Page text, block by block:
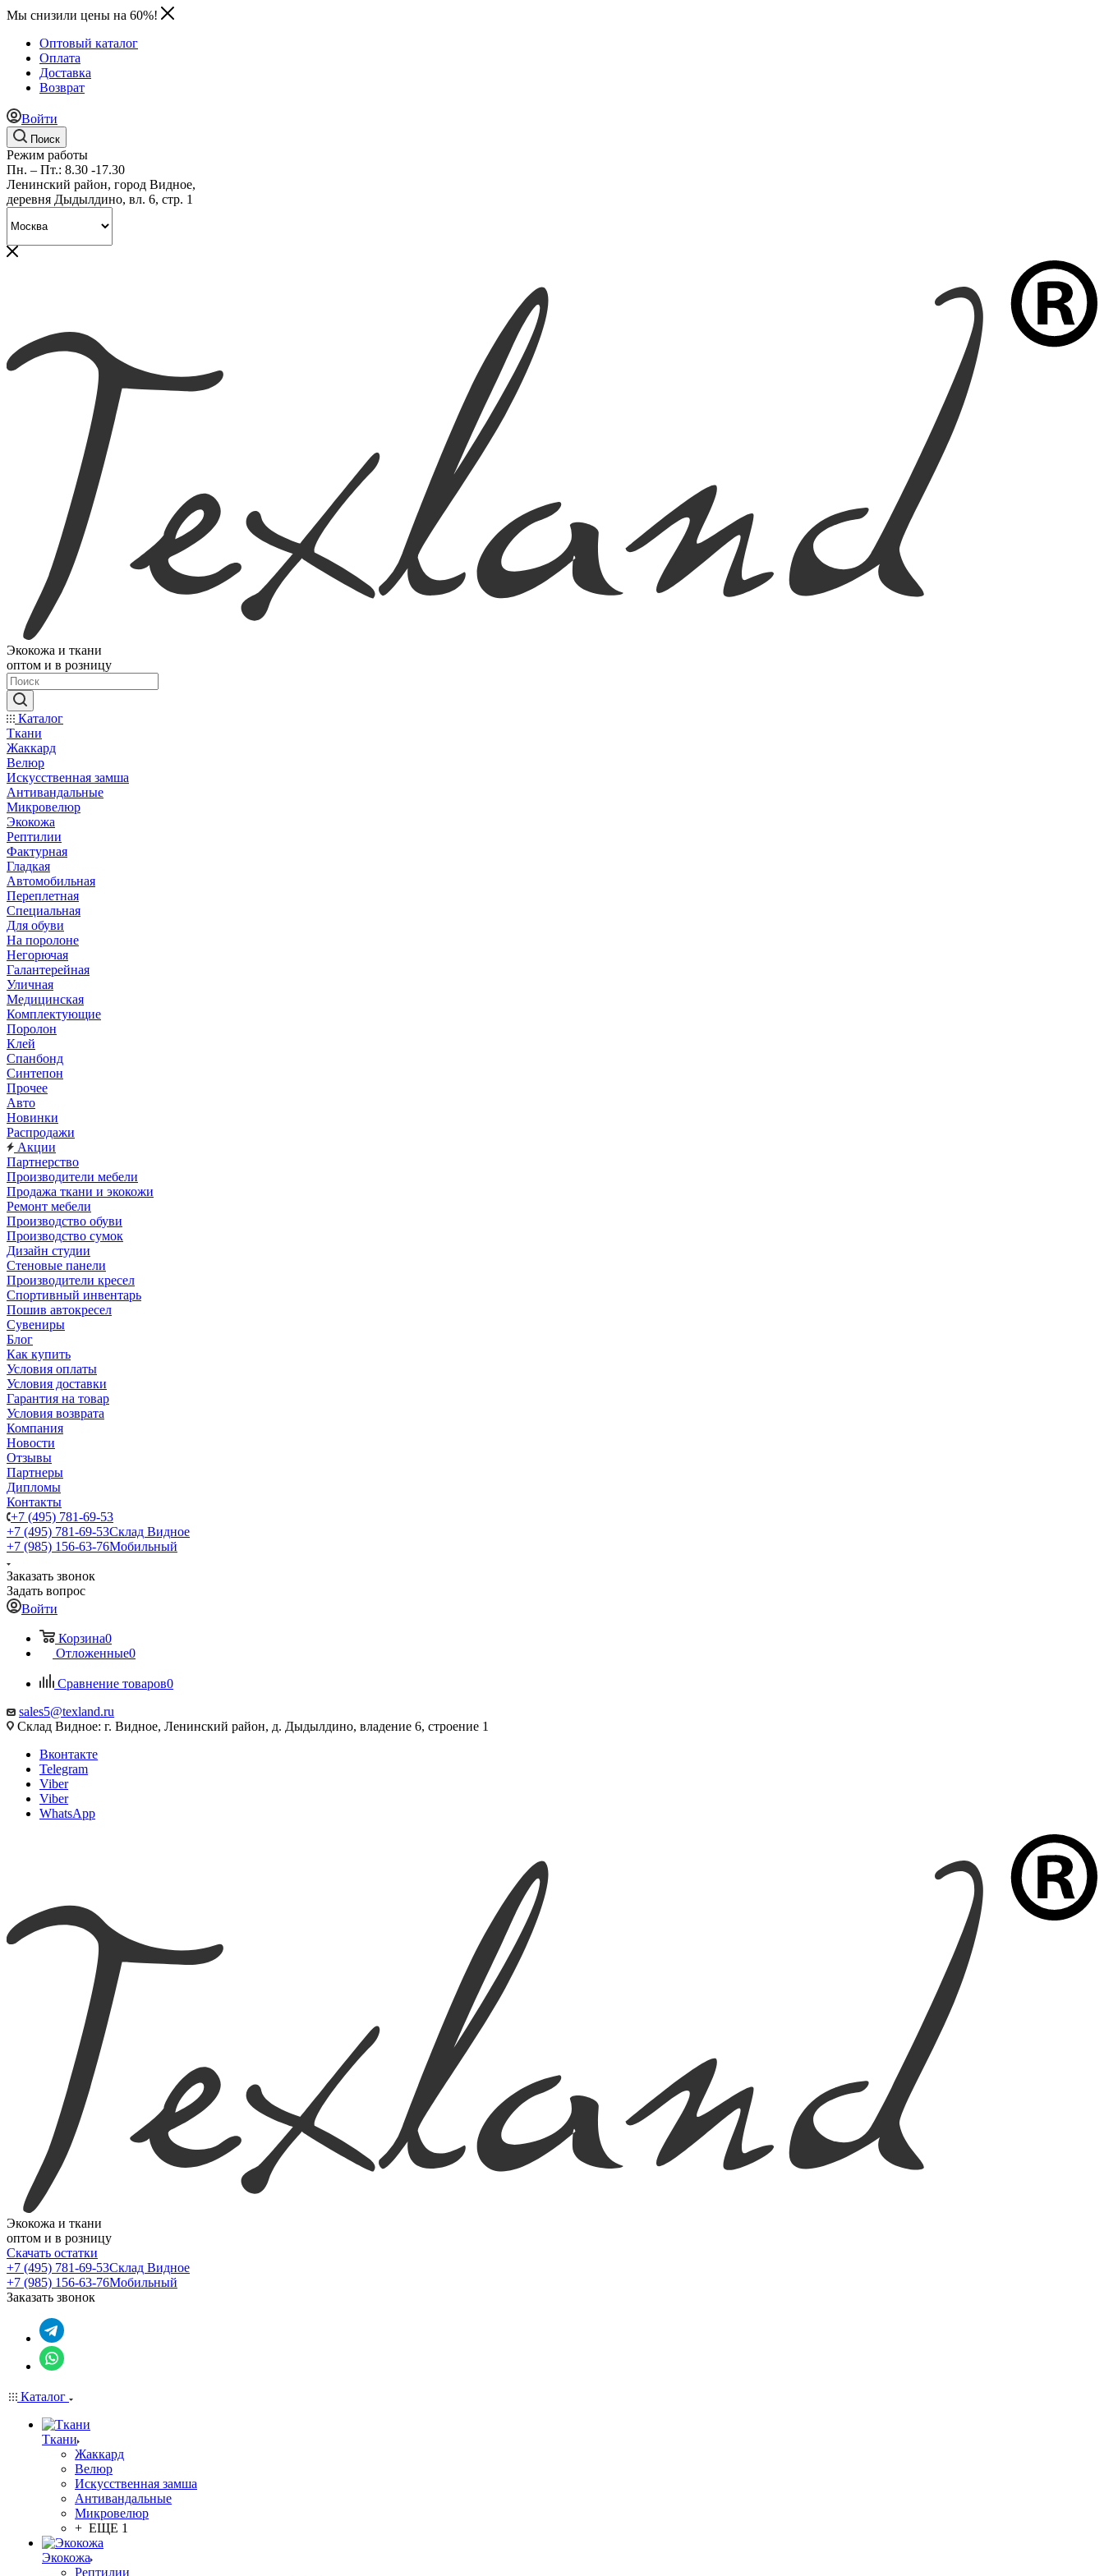
Мы снизили цены на 60%!
Оптовый каталог
Оплата
Доставка
Возврат
Войти
Поиск
Режим работы
Пн. – Пт.: 8.30 -17.30
Ленинский район, город Видное,
деревня Дыдылдино, вл. 6, стр. 1
Экокожа и ткани
оптом и в розницу
Каталог
Ткани
Жаккард
Велюр
Искусственная замша
Антивандальные
Микровелюр
Экокожа
Рептилии
Фактурная
Гладкая
Автомобильная
Переплетная
Специальная
Для обуви
На поролоне
Негорючая
Галантерейная
Уличная
Медицинская
Комплектующие
Поролон
Клей
Спанбонд
Синтепон
Прочее
Авто
Новинки
Распродажи
Акции
Партнерство
Производители мебели
Продажа ткани и экокожи
Ремонт мебели
Производство обуви
Производство сумок
Дизайн студии
Стеновые панели
Производители кресел
Спортивный инвентарь
Пошив автокресел
Сувениры
Блог
Как купить
Условия оплаты
Условия доставки
Гарантия на товар
Условия возврата
Компания
Новости
Отзывы
Партнеры
Дипломы
Контакты
+7 (495) 781-69-53
+7 (495) 781-69-53Склад Видное
+7 (985) 156-63-76Мобильный
Заказать звонок
Задать вопрос
Войти
Корзина0
Отложенные0
Сравнение товаров0
sales5@texland.ru
Склад Видное: г. Видное, Ленинский район, д. Дыдылдино, владение 6, строение 1
Вконтакте
Telegram
Viber
Viber
WhatsApp
Экокожа и ткани
оптом и в розницу
Скачать остатки
+7 (495) 781-69-53Склад Видное
+7 (985) 156-63-76Мобильный
Заказать звонок
Каталог
Ткани
Жаккард
Велюр
Искусственная замша
Антивандальные
Микровелюр
+ ЕЩЕ 1
Экокожа
Рептилии